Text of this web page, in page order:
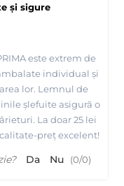
și sigure
este extrem de
individual și
lor. Lemnul de
șlefuite asigură o
La doar 25 lei
preț excelent!
Da Nu (0/0)